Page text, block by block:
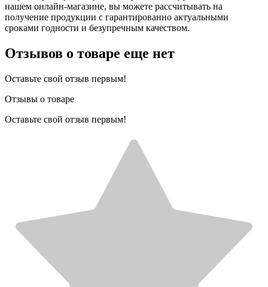
нашем онлайн-магазине, вы можете рассчитывать на
получение продукции с гарантированно актуальными
сроками годности и безупречным качеством.
Отзывов о товаре еще нет
Оставьте свой отзыв первым!
Отзывы о товаре
Оставьте свой отзыв первым!